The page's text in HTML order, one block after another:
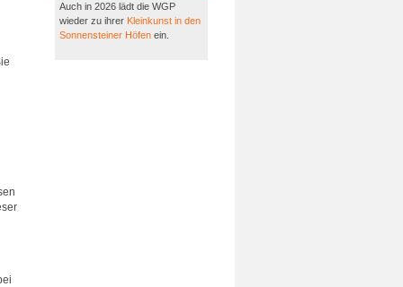
Auch in 2026 lädt die WGP
wieder zu ihrer Kleinkunst in den
Sonnensteiner Höfen ein.